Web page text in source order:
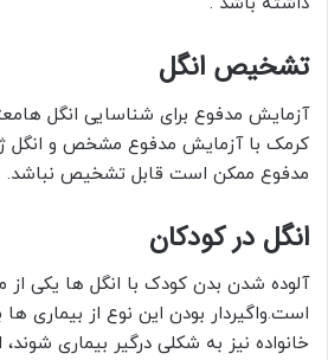
تشخیص انگل
آزمایش مدفوع برای شناسایی انگل
کرمک با آزمایش مدفوع مشخص و انگل
مدفوع ممکن است قابل تشخیص نباشد.
انگل در کودکان
آلوده شدن بدن کودک با انگل ها یکی از
است.واگیردار بودن این نوع از بیماری‌
خانواده نیز به شکلی درگیر بیماری